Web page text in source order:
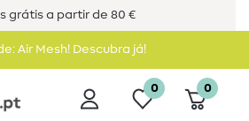
grátis a partir de 80 €
Air Mesh! Descubra já!
0 0